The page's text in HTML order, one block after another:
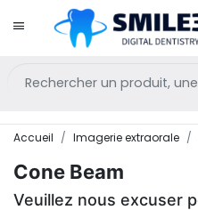
Accueil Imagerie extraorale
Cone Beam
Veuillez nous excuser